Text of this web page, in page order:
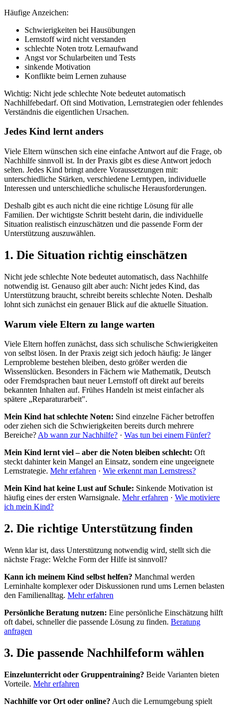
Häufige Anzeichen:
Schwierigkeiten bei Hausübungen
Lernstoff wird nicht verstanden
schlechte Noten trotz Lernaufwand
Angst vor Schularbeiten und Tests
sinkende Motivation
Konflikte beim Lernen zuhause
Wichtig: Nicht jede schlechte Note bedeutet automatisch
Nachhilfebedarf. Oft sind Motivation, Lernstrategien oder fehlendes
Verständnis die eigentlichen Ursachen.
Jedes Kind lernt anders
Viele Eltern wünschen sich eine einfache Antwort auf die Frage, ob
Nachhilfe sinnvoll ist. In der Praxis gibt es diese Antwort jedoch
selten. Jedes Kind bringt andere Voraussetzungen mit:
unterschiedliche Stärken, verschiedene Lerntypen, individuelle
Interessen und unterschiedliche schulische Herausforderungen.
Deshalb gibt es auch nicht die eine richtige Lösung für alle
Familien. Der wichtigste Schritt besteht darin, die individuelle
Situation realistisch einzuschätzen und die passende Form der
Unterstützung auszuwählen.
1. Die Situation richtig einschätzen
Nicht jede schlechte Note bedeutet automatisch, dass Nachhilfe
notwendig ist. Genauso gilt aber auch: Nicht jedes Kind, das
Unterstützung braucht, schreibt bereits schlechte Noten. Deshalb
lohnt sich zunächst ein genauer Blick auf die aktuelle Situation.
Warum viele Eltern zu lange warten
Viele Eltern hoffen zunächst, dass sich schulische Schwierigkeiten
von selbst lösen. In der Praxis zeigt sich jedoch häufig: Je länger
Lernprobleme bestehen bleiben, desto größer werden die
Wissenslücken. Besonders in Fächern wie Mathematik, Deutsch
oder Fremdsprachen baut neuer Lernstoff oft direkt auf bereits
bekannten Inhalten auf. Frühes Handeln ist meist einfacher als
spätere „Reparaturarbeit".
Mein Kind hat schlechte Noten: Sind einzelne Fächer betroffen
oder ziehen sich die Schwierigkeiten bereits durch mehrere
Bereiche?Ab wann zur Nachhilfe? · Was tun bei einem Fünfer?
Mein Kind lernt viel – aber die Noten bleiben schlecht: Oft
steckt dahinter kein Mangel an Einsatz, sondern eine ungeeignete
Lernstrategie. Mehr erfahren · Wie erkennt man Lernstress?
Mein Kind hat keine Lust auf Schule: Sinkende Motivation ist
häufig eines der ersten Warnsignale. Mehr erfahren · Wie motiviere
ich mein Kind?
2. Die richtige Unterstützung finden
Wenn klar ist, dass Unterstützung notwendig wird, stellt sich die
nächste Frage: Welche Form der Hilfe ist sinnvoll?
Kann ich meinem Kind selbst helfen? Manchmal werden
Lerninhalte komplexer oder Diskussionen rund ums Lernen belasten
den Familienalltag. Mehr erfahren
Persönliche Beratung nutzen: Eine persönliche Einschätzung hilft
oft dabei, schneller die passende Lösung zu finden. Beratung
anfragen
3. Die passende Nachhilfeform wählen
Einzelunterricht oder Gruppentraining? Beide Varianten bieten
Vorteile. Mehr erfahren
Nachhilfe vor Ort oder online? Auch die Lernumgebung spielt